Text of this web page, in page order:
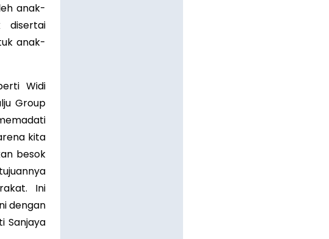
anak-
disertai
anak-
Widi
Group
kita
besok
Ini
dengan
Sanjaya